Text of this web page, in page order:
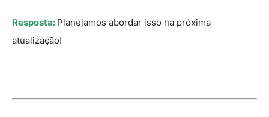
Resposta: Planejamos abordar isso na próxima
atualização!